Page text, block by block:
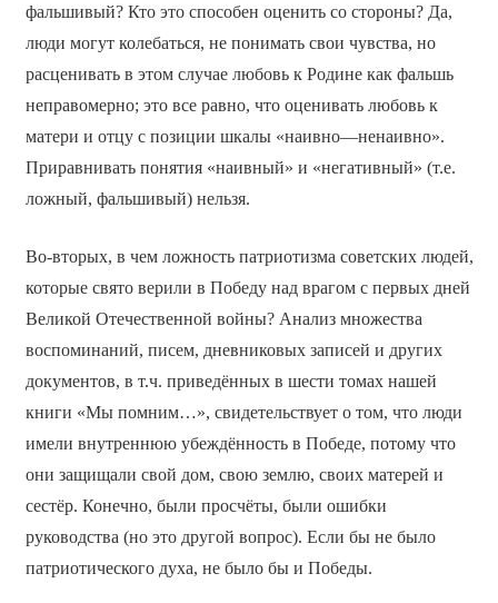
фальшивый? Кто это способен оценить со стороны? Да,
люди могут колебаться, не понимать свои чувства, но
расценивать в этом случае любовь к Родине как фальшь
неправомерно; это все равно, что оценивать любовь к
матери и отцу с позиции шкалы «наивно—ненаивно».
Приравнивать понятия «наивный» и «негативный» (т.е.
ложный, фальшивый) нельзя.
Во-вторых, в чем ложность патриотизма советских людей,
которые свято верили в Победу над врагом с первых дней
Великой Отечественной войны? Анализ множества
воспоминаний, писем, дневниковых записей и других
документов, в т.ч. приведённых в шести томах нашей
книги «Мы помним…», свидетельствует о том, что люди
имели внутреннюю убеждённость в Победе, потому что
они защищали свой дом, свою землю, своих матерей и
сестёр. Конечно, были просчёты, были ошибки
руководства (но это другой вопрос). Если бы не было
патриотического духа, не было бы и Победы.